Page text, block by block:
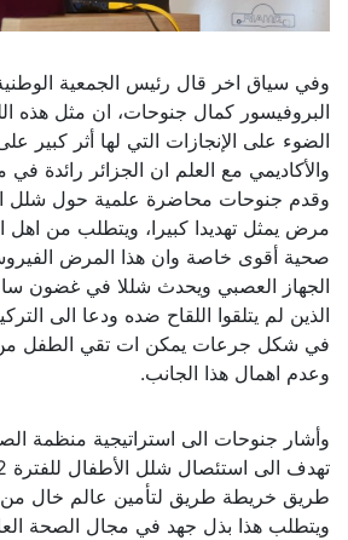
وفي سياق اخر قال رئيس الجمعية الوطنية
البروفيسور كمال جنوحات، ان مثل هذه
الضوء على الإنجازات التي لها أثر كبير
والأكاديمي مع العلم ان الجزائر رائدة
وقدم جنوحات محاضرة علمية حول شلل
مرض يمثل تهديدا كبيرا، ويتطلب من اهل
صحية أقوى خاصة وان هذا المرض
الجهاز العصبي ويحدث شللا في غضون
الذين لم يتلقوا اللقاح ضده ودعا الى
في شكل جرعات يمكن ات تقي الطفل
وعدم اهمال هذا الجانب.
وأشار جنوحات الى استراتيجية منظمة
طريق خريطة طريق لتأمين عالم خال من
ويتطلب هذا بذل جهد في مجال الصحة